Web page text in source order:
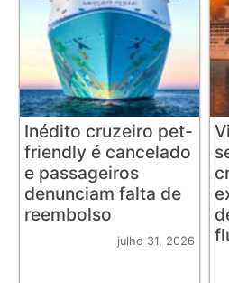
Inédito cruzeiro pet-
friendly é cancelado
e passageiros
denunciam falta de
reembolso
julho 31, 2026